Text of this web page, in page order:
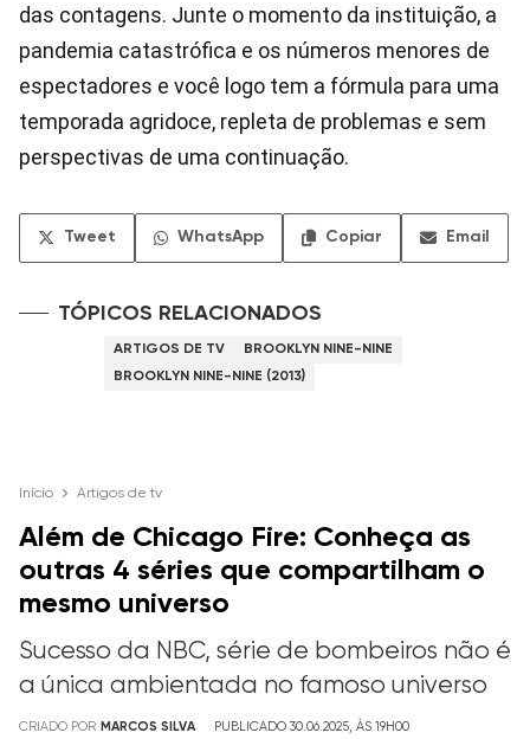
das contagens. Junte o momento da instituição, a
pandemia catastrófica e os números menores de
espectadores e você logo tem a fórmula para uma
temporada agridoce, repleta de problemas e sem
perspectivas de uma continuação.
Tweet WhatsApp Copiar Email
TÓPICOS RELACIONADOS
ARTIGOS DE TV
BROOKLYN NINE-NINE
BROOKLYN NINE-NINE (2013)
Início Artigos de tv
Além de Chicago Fire: Conheça as
outras 4 séries que compartilham o
mesmo universo
Sucesso da NBC, série de bombeiros não é
a única ambientada no famoso universo
CRIADO POR MARCOS SILVA PUBLICADO 30.06.2025, ÀS 19H00